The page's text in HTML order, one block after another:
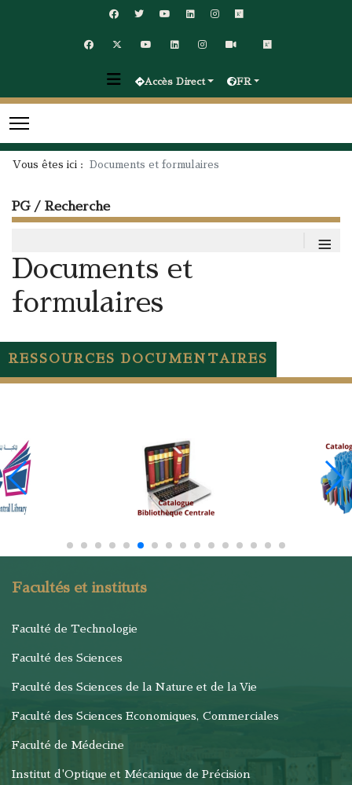
Accès Direct FR
Vous êtes ici : Documents et formulaires
PG / Recherche
≡
Documents et
formulaires
RESSOURCES DOCUMENTAIRES
Facultés et instituts
Faculté de Technologie
Faculté des Sciences
Faculté des Sciences de la Nature et de la Vie
Faculté des Sciences Economiques, Commerciales
Faculté de Médecine
Institut d'Optique et Mécanique de Précision